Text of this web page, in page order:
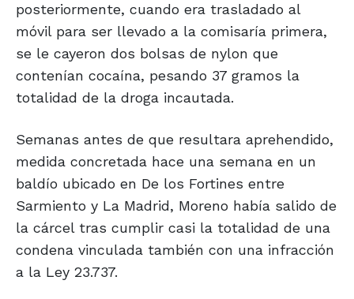
posteriormente, cuando era trasladado al
móvil para ser llevado a la comisaría primera,
se le cayeron dos bolsas de nylon que
contenían cocaína, pesando 37 gramos la
totalidad de la droga incautada.
Semanas antes de que resultara aprehendido,
medida concretada hace una semana en un
baldío ubicado en De los Fortines entre
Sarmiento y La Madrid, Moreno había salido de
la cárcel tras cumplir casi la totalidad de una
condena vinculada también con una infracción
a la Ley 23.737.